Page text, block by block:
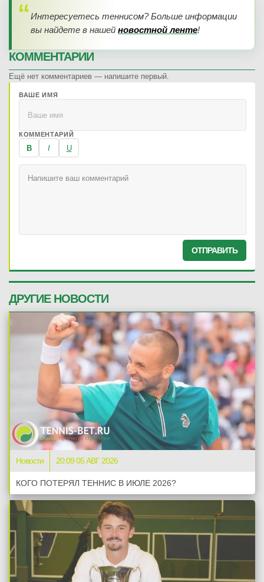
Интересуетесь теннисом? Больше информации
вы найдете в нашей новостной ленте!
КОММЕНТАРИИ
Ещё нет комментариев — напишите первый.
ВАШЕ ИМЯ
КОММЕНТАРИЙ
B I U
ОТПРАВИТЬ
ДРУГИЕ НОВОСТИ
Новости 20:09 05 АВГ 2026
КОГО ПОТЕРЯЛ ТЕННИС В ИЮЛЕ 2026?